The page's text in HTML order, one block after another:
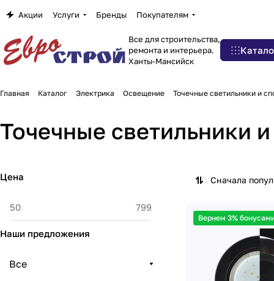
Акции Услуги Бренды Покупателям
Все для строительства,
ремонта и интерьера.
Ханты-Мансийск
Главная Каталог Электрика Освещение Точечные светильники и
Точечные светильники
Сначала
Вернем 3%
Цена
Наши предложения
Все